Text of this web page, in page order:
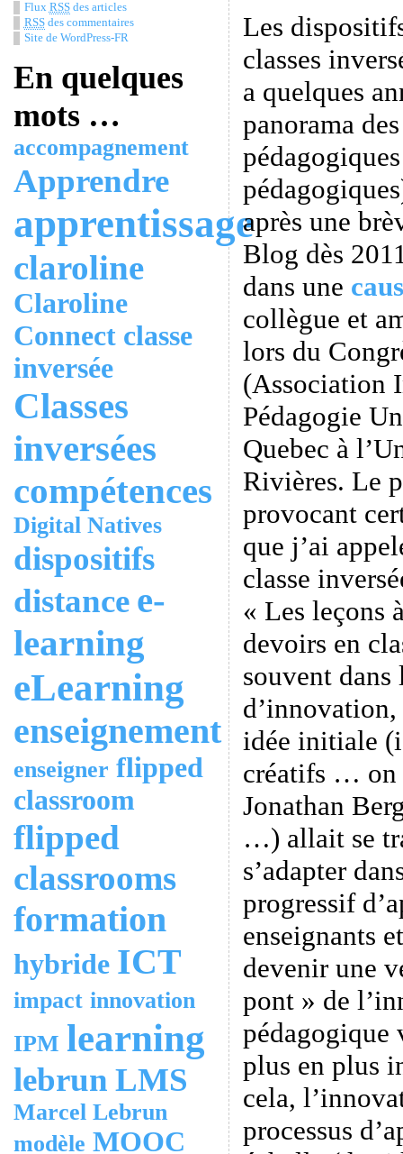
Flux RSSdes articles
RSSdes commentaires
Site de WordPress-FR
En quelques
mots …
accompagnement
Apprendre
apprentissage
claroline
Claroline
Connect classe
inversée
Classes
inversées
compétences
Digital Natives
dispositifs
distance e-
learning
eLearning
enseignement
enseigner flipped
classroom
flipped
classrooms
formation
hybride ICT
impact innovation
IPM learning
lebrun LMS
Marcel Lebrun
modèle MOOC
Les
classes
a quelques
panorama
après une
Blog dès
dans une
collègue et
lors du
(Association
Pédagogie
Quebec à
Rivières. Le
provocant
que j’ai
classe
« Les leçons
devoirs en
souvent dans
idée initiale
créatifs … on
Jonathan
…) allait se
s’adapter
progressif
enseignants
devenir une
pont » de
pédagogique
plus en plus
cela,
processus